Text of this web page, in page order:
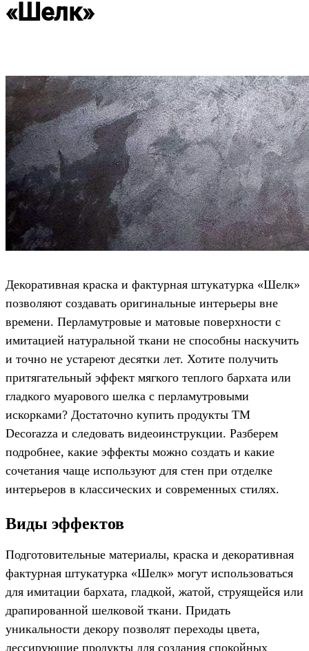
«Шелк»
Декоративная краска и фактурная штукатурка «Шелк»
позволяют создавать оригинальные интерьеры вне
времени. Перламутровые и матовые поверхности с
имитацией натуральной ткани не способны наскучить
и точно не устареют десятки лет. Хотите получить
притягательный эффект мягкого теплого бархата или
гладкого муарового шелка с перламутровыми
искорками? Достаточно купить продукты ТМ
Decorazza и следовать видеоинструкции. Разберем
подробнее, какие эффекты можно создать и какие
сочетания чаще используют для стен при отделке
интерьеров в классических и современных стилях.
Виды эффектов
Подготовительные материалы, краска и декоративная
фактурная штукатурка «Шелк» могут использоваться
для имитации бархата, гладкой, жатой, струящейся или
драпированной шелковой ткани. Придать
уникальности декору позволят переходы цвета,
лессирующие продукты для создания спокойных